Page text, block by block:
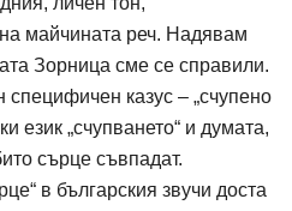
майчината реч. Надявам
Зорница сме се справили.
казус – „счупено
език „счупването“ и думата,
сърце съвпадат.
в българския звучи доста